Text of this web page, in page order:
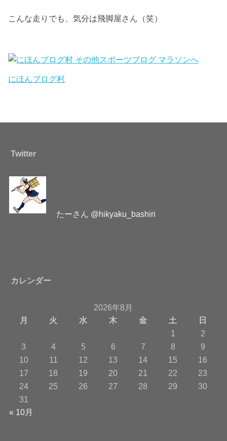
こんな走りでも、気分は飛脚屋さん（笑）
にほんブログ村
Twitter
たーさん @hikyaku_bashiri
カレンダー
2026年8月
月
火 水 木 金 土
日
1
2
3
4 5 6 7 8
9
10
11 12 13 14 15
16
17
18 19 20 21 22
23
24
25 26 27 28 29
30
31
« 10月